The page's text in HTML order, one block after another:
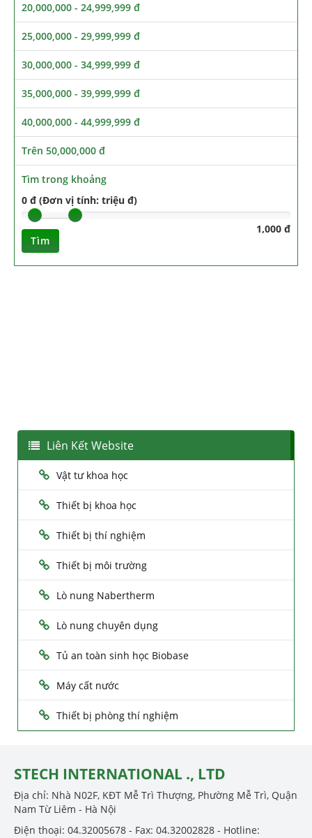
20,000,000 - 24,999,999 đ
25,000,000 - 29,999,999 đ
30,000,000 - 34,999,999 đ
35,000,000 - 39,999,999 đ
40,000,000 - 44,999,999 đ
Trên 50,000,000 đ
Tìm trong khoảng
0 đ (Đơn vị tính: triệu đ)
1,000 đ
Tìm
Liên Kết Website
Vật tư khoa học
Thiết bị khoa học
Thiết bị thí nghiệm
Thiết bị môi trường
Lò nung Nabertherm
Lò nung chuyên dụng
Tủ an toàn sinh học Biobase
Máy cất nước
Thiết bị phòng thí nghiệm
STECH INTERNATIONAL ., LTD
Địa chỉ: Nhà N02F, KĐT Mễ Trì Thượng, Phường Mễ Trì, Quận
Nam Từ Liêm - Hà Nội
Điện thoại: 04.32005678 - Fax: 04.32002828 - Hotline: